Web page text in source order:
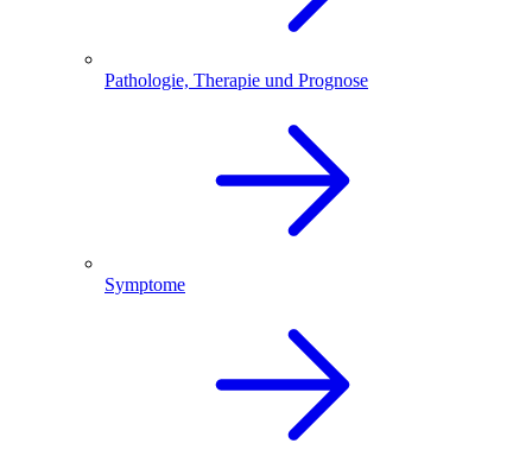
Pathologie, Therapie und Prognose
Symptome